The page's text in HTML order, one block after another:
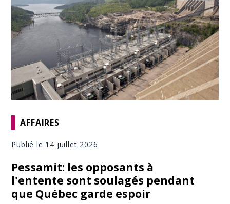
AFFAIRES
Publié le 14 juillet 2026
Pessamit: les opposants à
l'entente sont soulagés pendant
que Québec garde espoir